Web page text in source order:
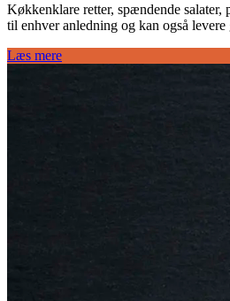
Køkkenklare retter, spændende salater,
til enhver anledning og kan også
Læs mere